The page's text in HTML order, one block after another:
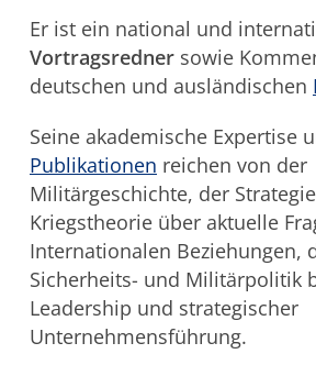
Er ist ein national und
Vortragsredner sowie
deutschen und ausländischen
Seine akademische Expertise
Publikationen reichen von der
Militärgeschichte, der
Kriegstheorie über aktuelle
Internationalen Beziehungen,
Sicherheits- und Militärpolitik
Leadership und strategischer
Unternehmensführung.